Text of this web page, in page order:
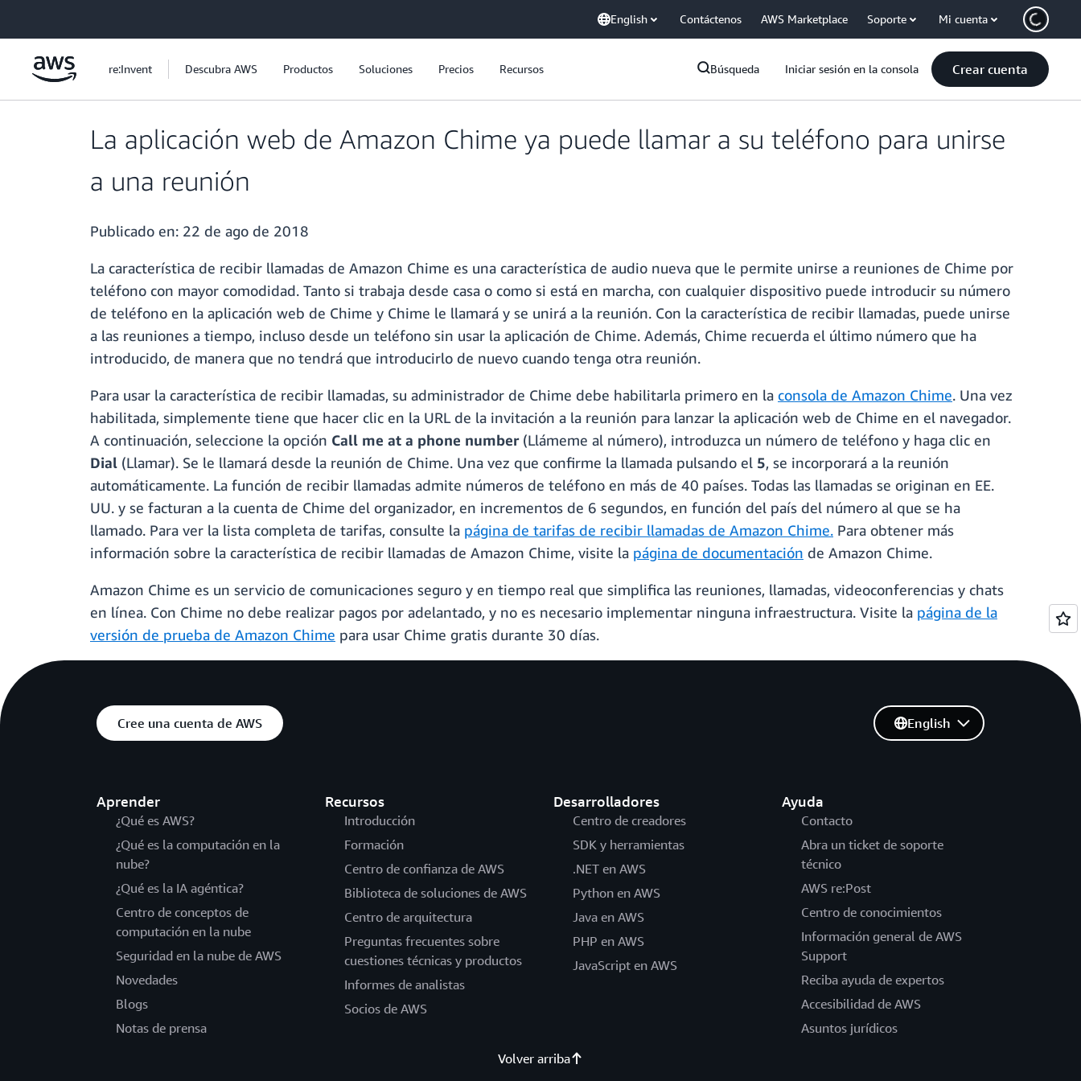
English Contáctenos AWS Marketplace Soporte Mi cuenta
re:Invent Descubra AWS Productos Soluciones Precios Recursos Búsqueda Iniciar sesión en la consola Crear cuenta
La aplicación web de Amazon Chime ya puede llamar a su teléfono para unirse
a una reunión
Publicado en: 22 de ago de 2018
La característica de recibir llamadas de Amazon Chime es una característica de audio nueva que le permite unirse a reuniones de Chime por
teléfono con mayor comodidad. Tanto si trabaja desde casa o como si está en marcha, con cualquier dispositivo puede introducir su número
de teléfono en la aplicación web de Chime y Chime le llamará y se unirá a la reunión. Con la característica de recibir llamadas, puede unirse
a las reuniones a tiempo, incluso desde un teléfono sin usar la aplicación de Chime. Además, Chime recuerda el último número que ha
introducido, de manera que no tendrá que introducirlo de nuevo cuando tenga otra reunión.
Para usar la característica de recibir llamadas, su administrador de Chime debe habilitarla primero en la consola de Amazon Chime. Una vez
habilitada, simplemente tiene que hacer clic en la URL de la invitación a la reunión para lanzar la aplicación web de Chime en el navegador.
A continuación, seleccione la opción Call me at a phone number(Llámeme al número), introduzca un número de teléfono y haga clic en
Dial (Llamar). Se le llamará desde la reunión de Chime. Una vez que confirme la llamada pulsando el 5, se incorporará a la reunión
automáticamente. La función de recibir llamadas admite números de teléfono en más de 40 países. Todas las llamadas se originan en EE.
UU. y se facturan a la cuenta de Chime del organizador, en incrementos de 6 segundos, en función del país del número al que se ha
llamado. Para ver la lista completa de tarifas, consulte la página de tarifas de recibir llamadas de Amazon Chime. Para obtener más
información sobre la característica de recibir llamadas de Amazon Chime, visite la página de documentación de Amazon Chime.
Amazon Chime es un servicio de comunicaciones seguro y en tiempo real que simplifica las reuniones, llamadas, videoconferencias y chats
en línea. Con Chime no debe realizar pagos por adelantado, y no es necesario implementar ninguna infraestructura. Visite la página de la
versión de prueba de Amazon Chime para usar Chime gratis durante 30 días.
Cree una cuenta de AWS
Aprender
¿Qué es AWS?
¿Qué es la computación en la
nube?
¿Qué es la IA agéntica?
Centro de conceptos de
computación en la nube
Seguridad en la nube de AWS
Novedades
Blogs
Notas de prensa
Recursos
Introducción
Formación
Centro de confianza de AWS
Biblioteca de soluciones de AWS
Centro de arquitectura
Preguntas frecuentes sobre
cuestiones técnicas y productos
Informes de analistas
Socios de AWS
Desarrolladores
Centro de creadores
SDK y herramientas
.NET en AWS
Python en AWS
Java en AWS
PHP en AWS
JavaScript en AWS
Ayuda
Contacto
Abra un ticket de soporte
técnico
AWS re:Post
Centro de conocimientos
Información general de AWS
Support
Reciba ayuda de expertos
Accesibilidad de AWS
Asuntos jurídicos
English
Volver arriba